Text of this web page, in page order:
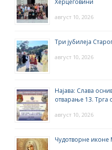
Херцеговини
август 10, 2026
Три јубилеја
август 10, 2026
Најава: Слава
отварање 13. Трга
август 10, 2026
Чудотворне